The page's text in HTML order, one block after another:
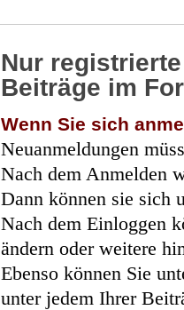
Nur
Beiträge im
Wenn Sie sich
Neuanmeldungen
Nach dem Anmelden
Dann können sie sich
Nach dem Einloggen
ändern oder weitere
Ebenso können Sie
unter jedem Ihrer